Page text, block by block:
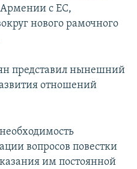
с ЕС,
нового рамочного
представил нынешний
отношений
вопросов повестки
им постоянной